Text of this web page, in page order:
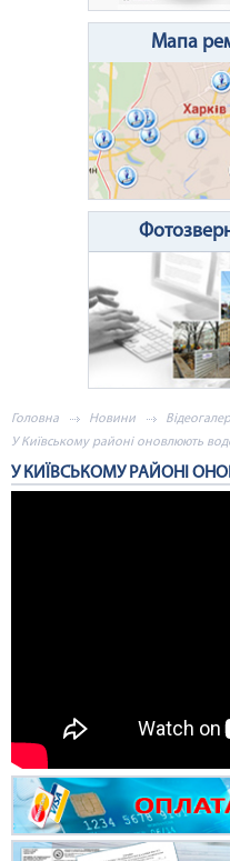
Мапа
Головна Новини
У Київському районі оновлюють
У КИЇВСЬКОМУ РАЙОНІ